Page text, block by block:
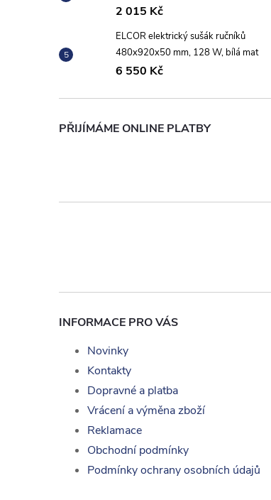
2 015 Kč
ELCOR elektrický sušák ručníků
480x920x50 mm, 128 W, bílá mat
6 550 Kč
PŘIJÍMÁME ONLINE PLATBY
INFORMACE PRO VÁS
Novinky
Kontakty
Dopravné a platba
Vrácení a výměna zboží
Reklamace
Obchodní podmínky
Podmínky ochrany osobních údajů